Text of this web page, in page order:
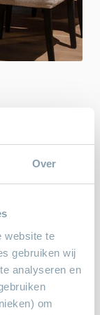
Over
website te
gebruiken wij
analyseren en
om
voor uw
Theo Stet
om uw